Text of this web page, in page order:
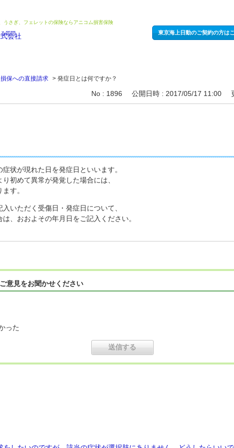
うさぎ、フェレットの保険ならアニコム損害保険
東京海上日動のご契約の方は
保への直接請求 > 発症日とは何ですか？
No : 1896 公開日時 : 2017/05/17 11:00
状が現れた日を発症日といいます。
初めて異常が発覚した場合には、
す。
いただく受傷日・発症日について、
、おおよその年月日をご記入ください。
意見をお聞かせください
った